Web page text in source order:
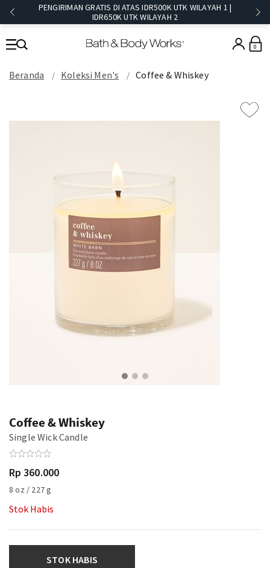
PENGIRIMAN GRATIS DI ATAS IDR500K UTK WILAYAH 1 |
IDR650K UTK WILAYAH 2​
0
Beranda Koleksi Men's Coffee & Whiskey
Coffee & Whiskey
Single Wick Candle
Rp 360.000
8 oz / 227 g
Stok Habis
STOK HABIS